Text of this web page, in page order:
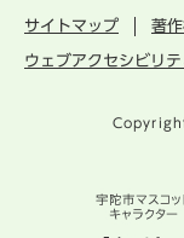
サイトマップ 著
ウェブアクセシビリテ